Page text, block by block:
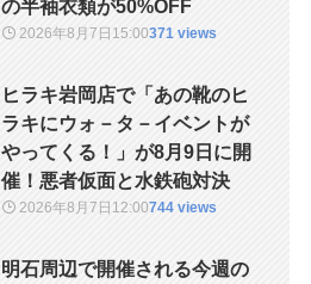
の半袖衣類が50%OFF
2026年8月7日 15:00371 views
ヒラキ岩岡店で「あの靴のヒ
ラキにウォ－タ－イベントが
やってくる！」が8月9日に開
催！悪者仮面と水鉄砲対決
2026年8月7日 12:00744 views
明石周辺で開催される今週の